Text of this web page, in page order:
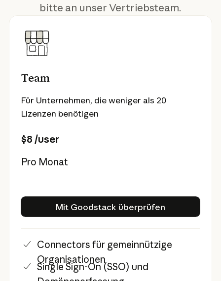
bitte an unser Vertriebsteam.
Team
Für Unternehmen, die weniger als 20
Lizenzen benötigen
$8 /user
Pro Monat
Mit Goodstack überprüfen
Mit Goodstack überprüfen
Connectors für gemeinnützige
Organisationen
Single Sign-On (SSO) und